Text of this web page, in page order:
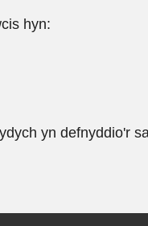
hyn:
yn defnyddio'r